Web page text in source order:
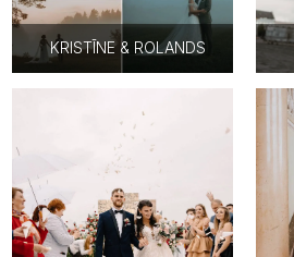
KRISTĪNE & ROLANDS